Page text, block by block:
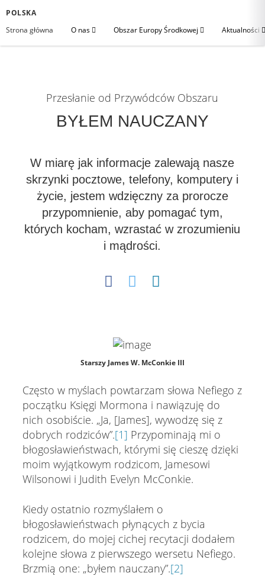
POLSKA
Strona główna
O nas Obszar Europy Środkowej Aktualności
Przesłanie od Przywódców Obszaru
BYŁEM NAUCZANY
W miarę jak informacje zalewają nasze
skrzynki pocztowe, telefony, komputery i
życie, jestem wdzięczny za prorocze
przypomnienie, aby pomagać tym,
których kocham, wzrastać w zrozumieniu
i mądrości.
Starszy James W. McConkie III
Często w myślach powtarzam słowa Nefiego z
początku Księgi Mormona i nawiązuję do
nich osobiście. „Ja, [James], wywodzę się z
dobrych rodziców”.[1] Przypominają mi o
błogosławieństwach, którymi się cieszę dzięki
moim wyjątkowym rodzicom, Jamesowi
Wilsonowi i Judith Evelyn McConkie.
Kiedy ostatnio rozmyślałem o
błogosławieństwach płynących z bycia
rodzicem, do mojej cichej recytacji dodałem
kolejne słowa z pierwszego wersetu Nefiego.
Brzmią one: „byłem nauczany”.[2]